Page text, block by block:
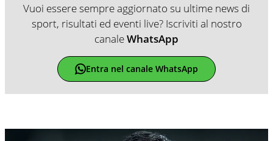
Vuoi essere sempre aggiornato su ultime news di
sport, risultati ed eventi live? Iscriviti al nostro
canaleWhatsApp
Entra nel canale WhatsApp